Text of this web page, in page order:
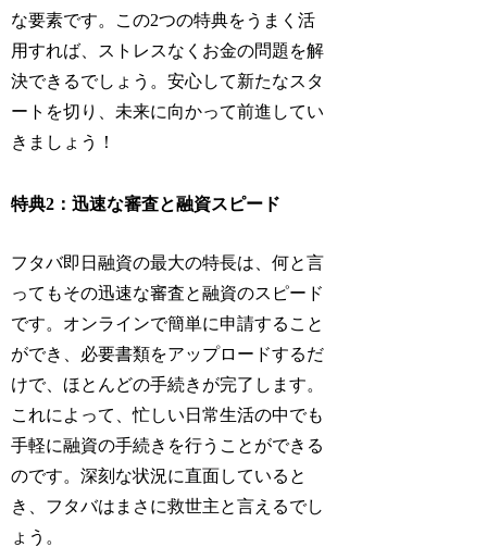
な要素です。この2つの特典をうまく活
用すれば、ストレスなくお金の問題を解
決できるでしょう。安心して新たなスタ
ートを切り、未来に向かって前進してい
きましょう！
特典2：迅速な審査と融資スピード
フタバ即日融資の最大の特長は、何と言
ってもその迅速な審査と融資のスピード
です。オンラインで簡単に申請すること
ができ、必要書類をアップロードするだ
けで、ほとんどの手続きが完了します。
これによって、忙しい日常生活の中でも
手軽に融資の手続きを行うことができる
のです。深刻な状況に直面していると
き、フタバはまさに救世主と言えるでし
ょう。